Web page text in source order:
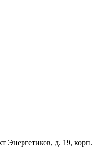
Энергетиков, д. 19,